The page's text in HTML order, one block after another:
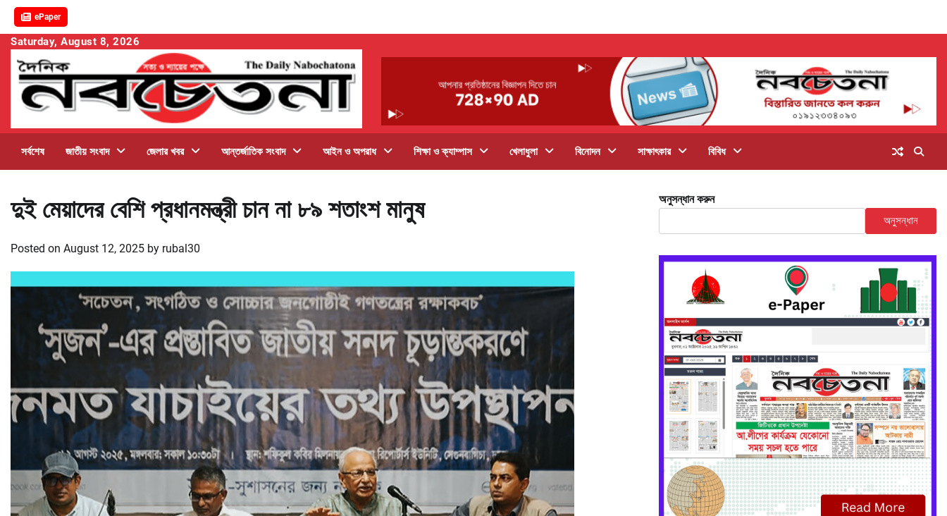
ePaper
Skip
content
Saturday, August 8, 2026
সর্বশেষ জাতীয় সংবাদ জেলার খবর আন্তর্জাতিক সংবাদ আইন ও অপরাধ শিক্ষা ও ক্যাম্পাস খেলাধুলা বিনোদন সাক্ষাৎকার বিবিধ
দুই মেয়াদের বেশি প্রধানমন্ত্রী চান না ৮৯ শতাংশ মানুষ
Posted on August 12, 2025 by rubal30
অনুসন্ধান করুন
অনুসন্ধান